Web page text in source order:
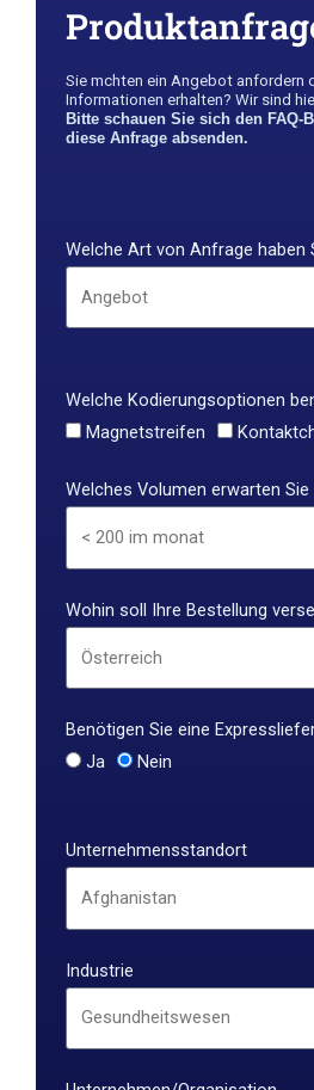
Sie m￶chten ein Angebot anfordern
Informationen erhalten? Wir sind
Bitte schauen Sie sich den FAQ-
diese Anfrage absenden.
Welche Art von Anfrage haben
Welche Kodierungsoptionen
Magnetstreifen
Welches Volumen erwarten
Wohin soll Ihre Bestellung
Benötigen Sie eine
Ja
Nein
Unternehmensstandort
Industrie